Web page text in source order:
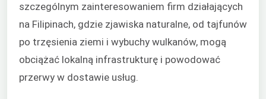
szczególnym zainteresowaniem firm działających
na Filipinach, gdzie zjawiska naturalne, od tajfunów
po trzęsienia ziemi i wybuchy wulkanów, mogą
obciążać lokalną infrastrukturę i powodować
przerwy w dostawie usług.